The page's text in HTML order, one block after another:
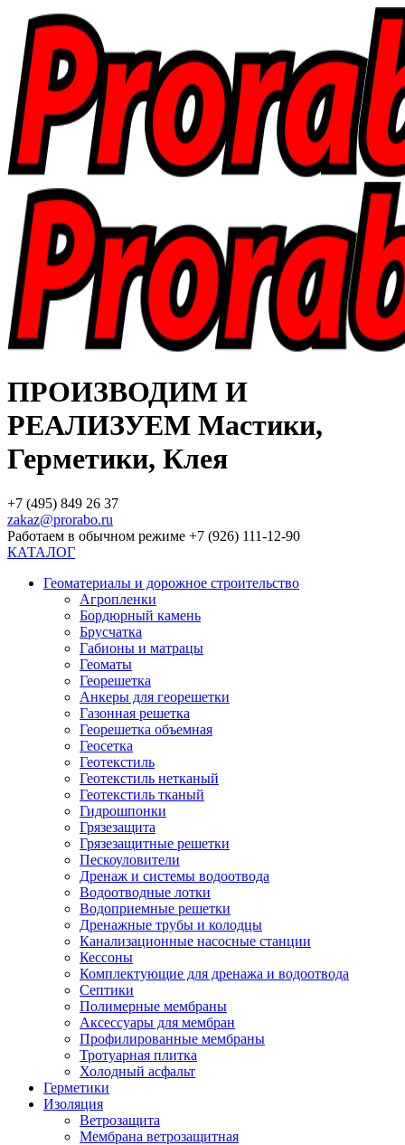
ПРОИЗВОДИМ И
РЕАЛИЗУЕМ Мастики,
Герметики, Клея
+7 (495) 849 26 37
zakaz@prorabo.ru
Работаем в обычном режиме +7 (926) 111-12-90
КАТАЛОГ
Геоматериалы и дорожное строительство
Агропленки
Бордюрный камень
Брусчатка
Габионы и матрацы
Геоматы
Георешетка
Анкеры для георешетки
Газонная решетка
Георешетка объемная
Геосетка
Геотекстиль
Геотекстиль нетканый
Геотекстиль тканый
Гидрошпонки
Грязезащита
Грязезащитные решетки
Пескоуловители
Дренаж и системы водоотвода
Водоотводные лотки
Водоприемные решетки
Дренажные трубы и колодцы
Канализационные насосные станции
Кессоны
Комплектующие для дренажа и водоотвода
Септики
Полимерные мембраны
Аксессуары для мембран
Профилированные мембраны
Тротуарная плитка
Холодный асфальт
Герметики
Изоляция
Ветрозащита
Мембрана ветрозащитная